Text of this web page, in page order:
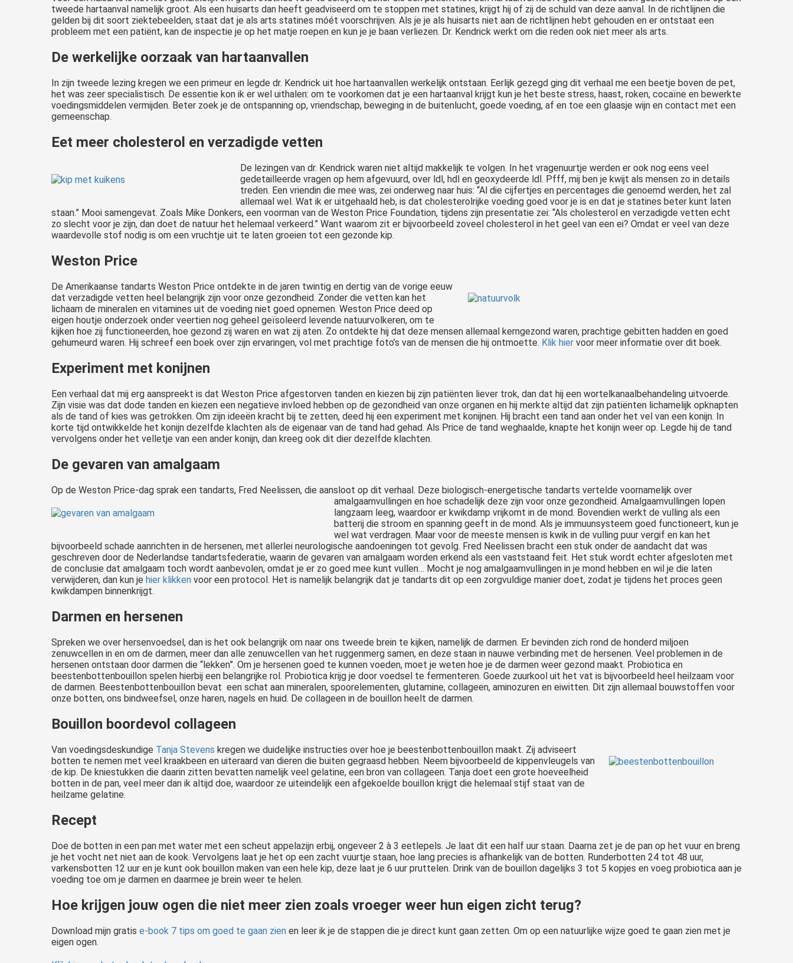
tweede hartaanval namelijk groot. Als een huisarts dan heeft geadviseerd om te stoppen met statines, krijgt hij of zij de schuld van deze aanval. In de richtlijnen die
gelden bij dit soort ziektebeelden, staat dat je als arts statines móét voorschrijven. Als je je als huisarts niet aan de richtlijnen hebt gehouden en er ontstaat een
probleem met een patiënt, kan de inspectie je op het matje roepen en kun je je baan verliezen. Dr. Kendrick werkt om die reden ook niet meer als arts.
De werkelijke oorzaak van hartaanvallen
In zijn tweede lezing kregen we een primeur en legde dr. Kendrick uit hoe hartaanvallen werkelijk ontstaan. Eerlijk gezegd ging dit verhaal me een beetje boven de pet,
het was zeer specialistisch. De essentie kon ik er wel uithalen: om te voorkomen dat je een hartaanval krijgt kun je het beste stress, haast, roken, cocaïne en bewerkte
voedingsmiddelen vermijden. Beter zoek je de ontspanning op, vriendschap, beweging in de buitenlucht, goede voeding, af en toe een glaasje wijn en contact met een
gemeenschap.
Eet meer cholesterol en verzadigde vetten
De lezingen van dr. Kendrick waren niet altijd makkelijk te volgen. In het vragenuurtje werden er ook nog eens veel
gedetailleerde vragen op hem afgevuurd, over ldl, hdl en geoxydeerde ldl. Pfff, mij ben je kwijt als mensen zo in details
treden. Een vriendin die mee was, zei onderweg naar huis: “Al die cijfertjes en percentages die genoemd werden, het zal
allemaal wel. Wat ik er uitgehaald heb, is dat cholesterolrijke voeding goed voor je is en dat je statines beter kunt laten
staan.” Mooi samengevat. Zoals Mike Donkers, een voorman van de Weston Price Foundation, tijdens zijn presentatie zei: “Als cholesterol en verzadigde vetten echt
zo slecht voor je zijn, dan doet de natuur het helemaal verkeerd.” Want waarom zit er bijvoorbeeld zoveel cholesterol in het geel van een ei? Omdat er veel van deze
waardevolle stof nodig is om een vruchtje uit te laten groeien tot een gezonde kip.
Weston Price
De Amerikaanse tandarts Weston Price ontdekte in de jaren twintig en dertig van de vorige eeuw
dat verzadigde vetten heel belangrijk zijn voor onze gezondheid. Zonder die vetten kan het
lichaam de mineralen en vitamines uit de voeding niet goed opnemen. Weston Price deed op
eigen houtje onderzoek onder veertien nog geheel geïsoleerd levende natuurvolkeren, om te
kijken hoe zij functioneerden, hoe gezond zij waren en wat zij aten. Zo ontdekte hij dat deze mensen allemaal kerngezond waren, prachtige gebitten hadden en goed
gehumeurd waren. Hij schreef een boek over zijn ervaringen, vol met prachtige foto’s van de mensen die hij ontmoette. Klik hier voor meer informatie over dit boek.
Experiment met konijnen
Een verhaal dat mij erg aanspreekt is dat Weston Price afgestorven tanden en kiezen bij zijn patiënten liever trok, dan dat hij een wortelkanaalbehandeling uitvoerde.
Zijn visie was dat dode tanden en kiezen een negatieve invloed hebben op de gezondheid van onze organen en hij merkte altijd dat zijn patiënten lichamelijk opknapten
als de tand of kies was getrokken. Om zijn ideeën kracht bij te zetten, deed hij een experiment met konijnen. Hij bracht een tand aan onder het vel van een konijn. In
korte tijd ontwikkelde het konijn dezelfde klachten als de eigenaar van de tand had gehad. Als Price de tand weghaalde, knapte het konijn weer op. Legde hij de tand
vervolgens onder het velletje van een ander konijn, dan kreeg ook dit dier dezelfde klachten.
De gevaren van amalgaam
Op de Weston Price-dag sprak een tandarts, Fred Neelissen, die aansloot op dit verhaal. Deze biologisch-energetische tandarts vertelde voornamelijk over
amalgaamvullingen en hoe schadelijk deze zijn voor onze gezondheid. Amalgaamvullingen lopen
langzaam leeg, waardoor er kwikdamp vrijkomt in de mond. Bovendien werkt de vulling als een
batterij die stroom en spanning geeft in de mond. Als je immuunsysteem goed functioneert, kun je
wel wat verdragen. Maar voor de meeste mensen is kwik in de vulling puur vergif en kan het
bijvoorbeeld schade aanrichten in de hersenen, met allerlei neurologische aandoeningen tot gevolg. Fred Neelissen bracht een stuk onder de aandacht dat was
geschreven door de Nederlandse tandartsfederatie, waarin de gevaren van amalgaam worden erkend als een vaststaand feit. Het stuk wordt echter afgesloten met
de conclusie dat amalgaam toch wordt aanbevolen, omdat je er zo goed mee kunt vullen… Mocht je nog amalgaamvullingen in je mond hebben en wil je die laten
verwijderen, dan kun je hier klikken voor een protocol. Het is namelijk belangrijk dat je tandarts dit op een zorgvuldige manier doet, zodat je tijdens het proces geen
kwikdampen binnenkrijgt.
Darmen en hersenen
Spreken we over hersenvoedsel, dan is het ook belangrijk om naar ons tweede brein te kijken, namelijk de darmen. Er bevinden zich rond de honderd miljoen
zenuwcellen in en om de darmen, meer dan alle zenuwcellen van het ruggenmerg samen, en deze staan in nauwe verbinding met de hersenen. Veel problemen in de
hersenen ontstaan door darmen die “lekken”. Om je hersenen goed te kunnen voeden, moet je weten hoe je de darmen weer gezond maakt. Probiotica en
beestenbottenbouillon spelen hierbij een belangrijke rol. Probiotica krijg je door voedsel te fermenteren. Goede zuurkool uit het vat is bijvoorbeeld heel heilzaam voor
de darmen. Beestenbottenbouillon bevat een schat aan mineralen, spoorelementen, glutamine, collageen, aminozuren en eiwitten. Dit zijn allemaal bouwstoffen voor
onze botten, ons bindweefsel, onze haren, nagels en huid. De collageen in de bouillon heelt de darmen.
Bouillon boordevol collageen
Van voedingsdeskundige Tanja Stevens kregen we duidelijke instructies over hoe je beestenbottenbouillon maakt. Zij adviseert
botten te nemen met veel kraakbeen en uiteraard van dieren die buiten gegraasd hebben. Neem bijvoorbeeld de kippenvleugels van
de kip. De kniestukken die daarin zitten bevatten namelijk veel gelatine, een bron van collageen. Tanja doet een grote hoeveelheid
botten in de pan, veel meer dan ik altijd doe, waardoor ze uiteindelijk een afgekoelde bouillon krijgt die helemaal stijf staat van de
heilzame gelatine.
Recept
Doe de botten in een pan met water met een scheut appelazijn erbij, ongeveer 2 à 3 eetlepels. Je laat dit een half uur staan. Daarna zet je de pan op het vuur en breng
je het vocht net niet aan de kook. Vervolgens laat je het op een zacht vuurtje staan, hoe lang precies is afhankelijk van de botten. Runderbotten 24 tot 48 uur,
varkensbotten 12 uur en je kunt ook bouillon maken van een hele kip, deze laat je 6 uur pruttelen. Drink van de bouillon dagelijks 3 tot 5 kopjes en voeg probiotica aan je
voeding toe om je darmen en daarmee je brein weer te helen.
Hoe krijgen jouw ogen die niet meer zien zoals vroeger weer hun eigen zicht terug?
Download mijn gratis e-book 7 tips om goed te gaan zien en leer ik je de stappen die je direct kunt gaan zetten. Om op een natuurlijke wijze goed te gaan zien met je
eigen ogen.